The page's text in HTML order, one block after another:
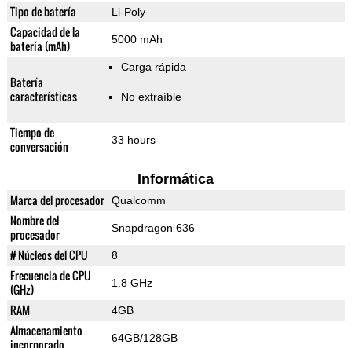
Tipo de batería Li-Poly
Capacidad de la
batería (mAh)
5000 mAh
Batería
características
Carga rápida
No extraíble
Tiempo de
conversación
33 hours
Informática
Marca del procesador Qualcomm
Nombre del
procesador
Snapdragon 636
# Núcleos del CPU 8
Frecuencia de CPU
(GHz)
1.8 GHz
RAM 4GB
Almacenamiento
incorporado
64GB/128GB